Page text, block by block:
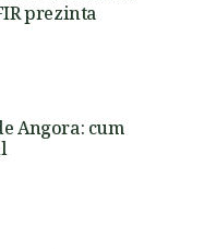
prezinta
Angora: cum